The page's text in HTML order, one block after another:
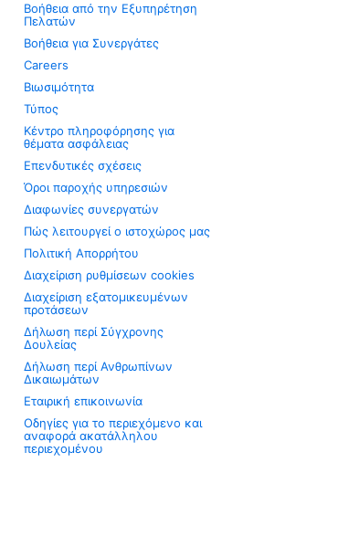
Βοήθεια από την Εξυπηρέτηση
Πελατών
Βοήθεια για Συνεργάτες
Careers
Βιωσιμότητα
Τύπος
Κέντρο πληροφόρησης για
θέματα ασφάλειας
Επενδυτικές σχέσεις
Όροι παροχής υπηρεσιών
Διαφωνίες συνεργατών
Πώς λειτουργεί ο ιστοχώρος μας
Πολιτική Απορρήτου
Διαχείριση ρυθμίσεων cookies
Διαχείριση εξατομικευμένων
προτάσεων
Δήλωση περί Σύγχρονης
Δουλείας
Δήλωση περί Ανθρωπίνων
Δικαιωμάτων
Εταιρική επικοινωνία
Οδηγίες για το περιεχόμενο και
αναφορά ακατάλληλου
περιεχομένου